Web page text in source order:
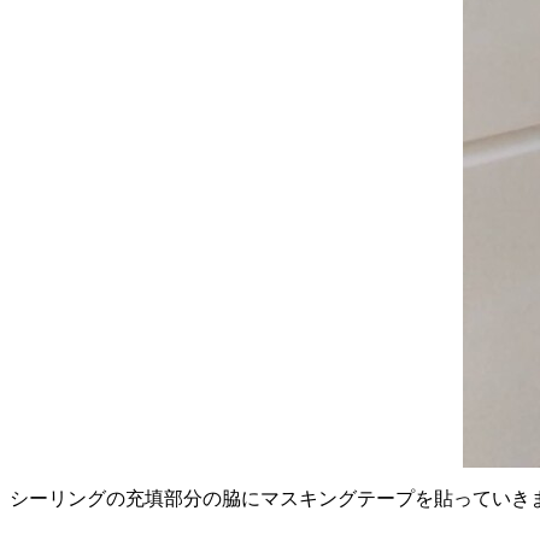
シーリングの充填部分の脇にマスキングテープを貼っていき